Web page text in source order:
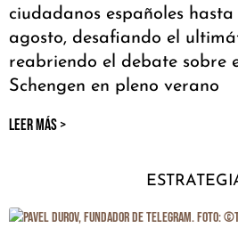
ciudadanos españoles hasta
agosto, desafiando el
reabriendo el debate sobre
Schengen en pleno verano
LEER MÁS >